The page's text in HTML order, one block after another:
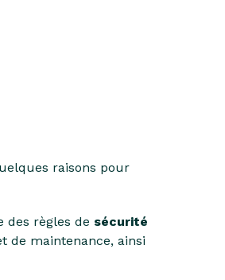
raisons pour
des règles de sécurité
de maintenance, ainsi